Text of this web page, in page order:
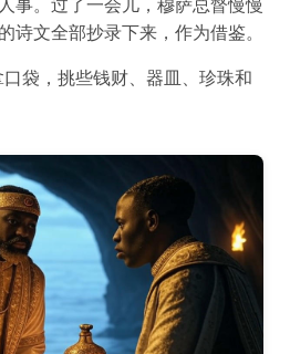
事。过了一会儿，穆萨总督慢慢
诗文全部抄录下来，作为借鉴。
袋，挑些钱财、器皿、珍珠和